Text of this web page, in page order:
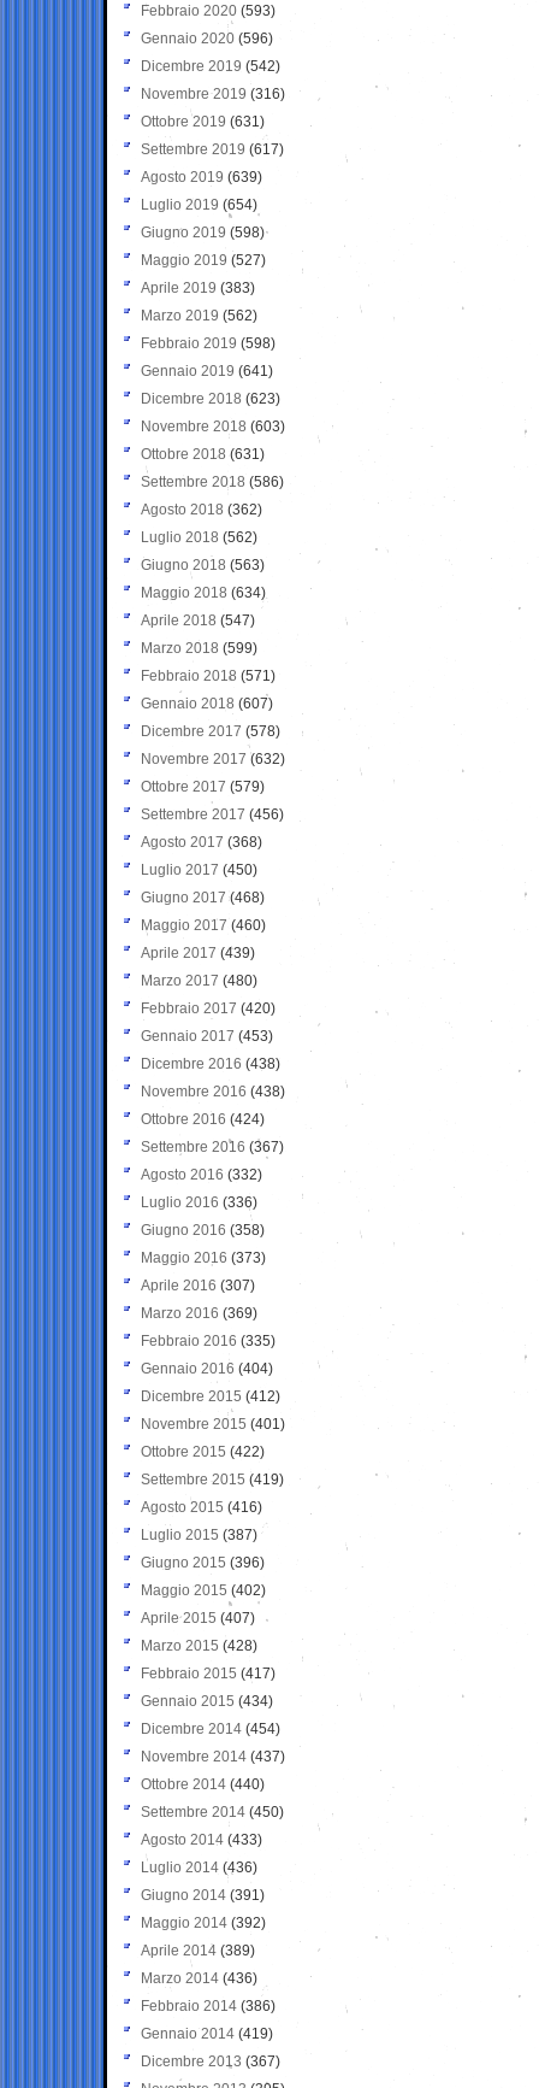
Febbraio 2020 (593)
Gennaio 2020 (596)
Dicembre 2019 (542)
Novembre 2019 (316)
Ottobre 2019 (631)
Settembre 2019 (617)
Agosto 2019 (639)
Luglio 2019 (654)
Giugno 2019 (598)
Maggio 2019 (527)
Aprile 2019 (383)
Marzo 2019 (562)
Febbraio 2019 (598)
Gennaio 2019 (641)
Dicembre 2018 (623)
Novembre 2018 (603)
Ottobre 2018 (631)
Settembre 2018 (586)
Agosto 2018 (362)
Luglio 2018 (562)
Giugno 2018 (563)
Maggio 2018 (634)
Aprile 2018 (547)
Marzo 2018 (599)
Febbraio 2018 (571)
Gennaio 2018 (607)
Dicembre 2017 (578)
Novembre 2017 (632)
Ottobre 2017 (579)
Settembre 2017 (456)
Agosto 2017 (368)
Luglio 2017 (450)
Giugno 2017 (468)
Maggio 2017 (460)
Aprile 2017 (439)
Marzo 2017 (480)
Febbraio 2017 (420)
Gennaio 2017 (453)
Dicembre 2016 (438)
Novembre 2016 (438)
Ottobre 2016 (424)
Settembre 2016 (367)
Agosto 2016 (332)
Luglio 2016 (336)
Giugno 2016 (358)
Maggio 2016 (373)
Aprile 2016 (307)
Marzo 2016 (369)
Febbraio 2016 (335)
Gennaio 2016 (404)
Dicembre 2015 (412)
Novembre 2015 (401)
Ottobre 2015 (422)
Settembre 2015 (419)
Agosto 2015 (416)
Luglio 2015 (387)
Giugno 2015 (396)
Maggio 2015 (402)
Aprile 2015 (407)
Marzo 2015 (428)
Febbraio 2015 (417)
Gennaio 2015 (434)
Dicembre 2014 (454)
Novembre 2014 (437)
Ottobre 2014 (440)
Settembre 2014 (450)
Agosto 2014 (433)
Luglio 2014 (436)
Giugno 2014 (391)
Maggio 2014 (392)
Aprile 2014 (389)
Marzo 2014 (436)
Febbraio 2014 (386)
Gennaio 2014 (419)
Dicembre 2013 (367)